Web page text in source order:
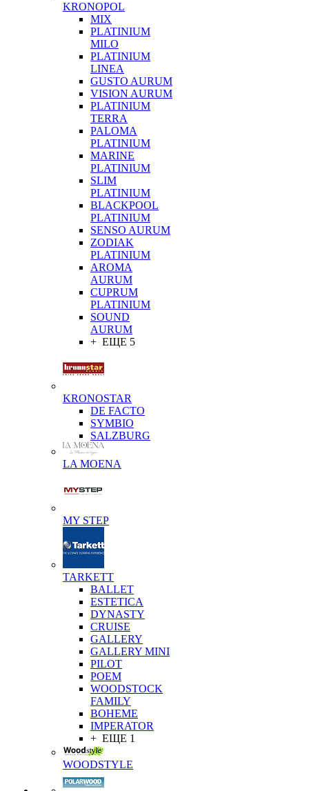
KRONOPOL
MIX
PLATINIUM
MILO
PLATINIUM
LINEA
GUSTO AURUM
VISION AURUM
PLATINIUM
TERRA
PALOMA
PLATINIUM
MARINE
PLATINIUM
SLIM
PLATINIUM
BLACKPOOL
PLATINIUM
SENSO AURUM
ZODIAK
PLATINIUM
AROMA
AURUM
CUPRUM
PLATINIUM
SOUND
AURUM
+ ЕЩЕ 5
KRONOSTAR
DE FACTO
SYMBIO
SALZBURG
LA MOENA
MY STEP
TARKETT
BALLET
ESTETICA
DYNASTY
CRUISE
GALLERY
GALLERY MINI
PILOT
POEM
WOODSTOCK
FAMILY
BOHEME
IMPERATOR
+ ЕЩЕ 1
WOODSTYLE